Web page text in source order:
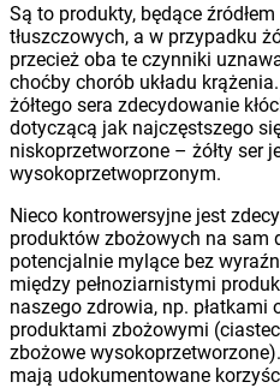
Są to produkty, będące
tłuszczowych, a w przypadku
przecież oba te czynniki
choćby chorób układu
żółtego sera zdecydowanie
dotyczącą jak najczęstszego
niskoprzetworzone – żółty ser
wysokoprzetwoprzonym.
Nieco kontrowersyjne jest
produktów zbożowych na sam
potencjalnie mylące bez
między pełnoziarnistymi
naszego zdrowia, np.
produktami zbożowymi
zbożowe
mają udokumentowane